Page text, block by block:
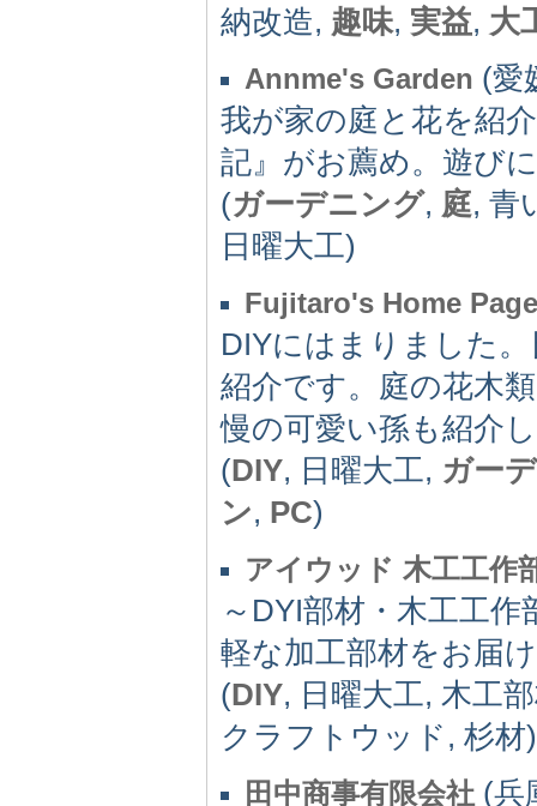
納改造, 趣味, 実益, 大
Annme's Garden (愛
我が家の庭と花を紹
記』がお薦め。遊び
(ガーデニング, 庭, 青
日曜大工)
Fujitaro's Home Page
DIYにはまりました
紹介です。庭の花木
慢の可愛い孫も紹介
(DIY, 日曜大工, ガー
ン, PC)
アイウッド 木工工作
～DYI部材・木工工
軽な加工部材をお届
(DIY, 日曜大工, 木工
クラフトウッド, 杉材)
田中商事有限会社 (兵